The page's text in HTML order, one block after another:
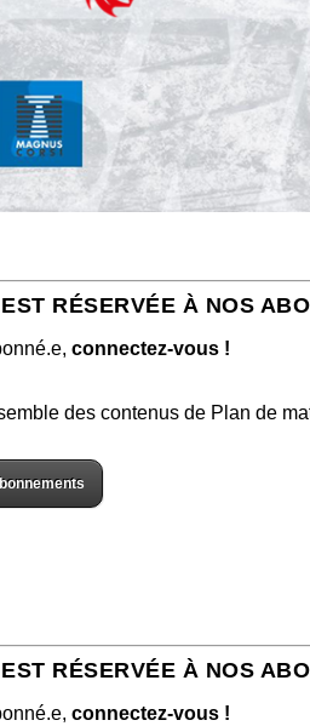
RÉSERVÉE À NOS
connectez-vous !
des contenus de Plan de
RÉSERVÉE À NOS
connectez-vous !